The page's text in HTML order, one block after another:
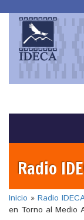
Radio
Inicio » Radio
en Torno al Medio